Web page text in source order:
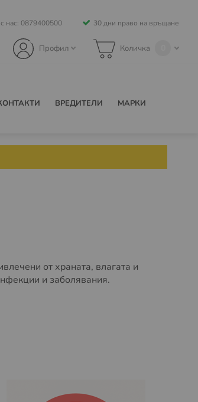
нас: 0879400500 30 дни право на връщане
Количка
Профил
ВРЕДИТЕЛИ МАРКИ
от храната, влагата и
и заболявания.